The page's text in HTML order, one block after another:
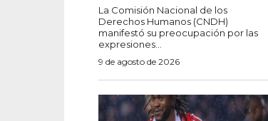
La Comisión Nacional de los
Derechos Humanos (CNDH)
manifestó su preocupación por las
expresiones...
9 de agosto de 2026